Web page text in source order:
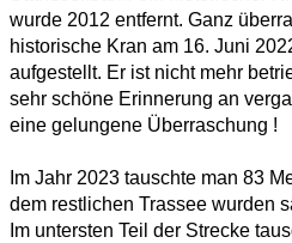
wurde 2012 entfernt. Ganz
historische Kran am 16. Juni
aufgestellt. Er ist nicht mehr
sehr schöne Erinnerung an
eine gelungene Überraschung !
Im Jahr 2023 tauschte man 83
dem restlichen Trassee wurden
Im untersten Teil der Strecke